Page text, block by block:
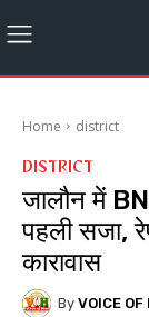
Home district
DISTRICT
जालौन में
पहली सजा,
कारावास
By VOICE OF